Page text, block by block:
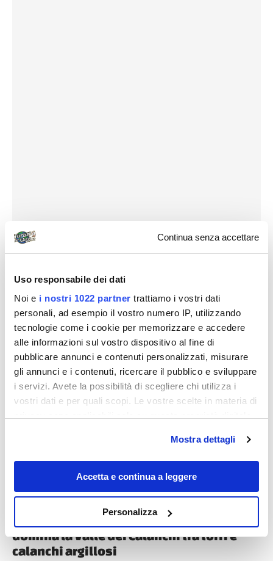
Continua senza accettare
Uso responsabile dei dati
Noi e i nostri 1022 partner trattiamo i vostri dati
personali, ad esempio il vostro numero IP, utilizzando
tecnologie come i cookie per memorizzare e accedere
alle informazioni sul vostro dispositivo al fine di
pubblicare annunci e contenuti personalizzati, misurare
gli annunci e i contenuti, ricercare il pubblico e sviluppare
i servizi. Avete la possibilità di scegliere chi utilizza i
vostri dati e per quali scopi. Le vostre scelte in materia di
modificare o revocare il proprio consenso in qualsiasi
momento dalla Dichiarazione sui cookie o facendo clic
sull'icona di attivazione della privacy.
raccogliere informazioni sulla tua posizione
geografica, con un'approssimazione di qualche
metro,
Mostra dettagli
Accetta e continua a leggere
Personalizza
Destinazioni
Lazio, il borgo medievale della Tuscia che
domina la Valle dei Calanchi tra torri e
calanchi argillosi